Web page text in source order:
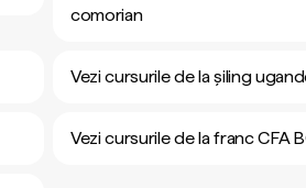
comorian
Vezi cursurile de la șiling
Vezi cursurile de la franc CFA